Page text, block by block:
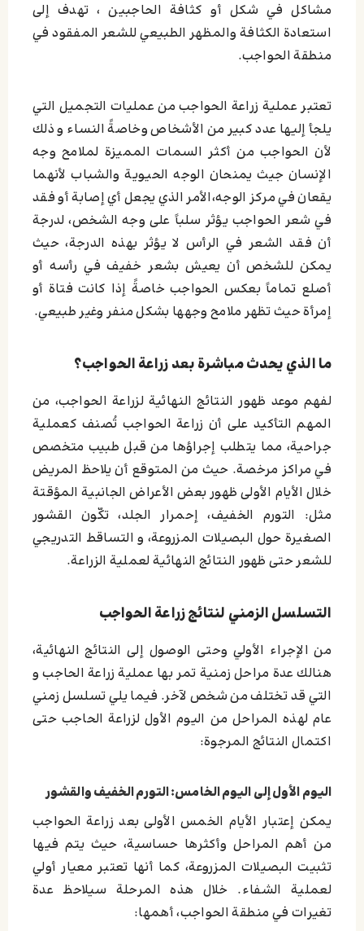
مشاكل في شكل أو كثافة الحاجبين ، تهدف إلى
استعادة الكثافة والمظهر الطبيعي للشعر المفقود في
منطقة الحواجب.
تعتبر عملية زراعة الحواجب من عمليات التجميل التي
يلجأ إليها عدد كبير من الأشخاص وخاصةً النساء و ذلك
لأن الحواجب من أكثر السمات المميزة لملامح وجه
الإنسان جيث يمنحان الوجه الحيوية والشباب لأنهما
يقعان في مركز الوجه،الأمر الذي يجعل أي إصابة أو فقد
في شعر الحواجب يؤثر سلباً على وجه الشخص، لدرجة
أن فقد الشعر في الرأس لا يؤثر بهذه الدرجة، حيث
يمكن للشخص أن يعيش بشعر خفيف في رأسه أو
أصلع تماماً بعكس الحواجب خاصةً إذا كانت فتاة أو
إمرأة حيث تظهر ملامح وجهها بشكل منفر وغير طبيعي.
ما الذي يحدث مباشرة بعد زراعة الحواجب؟
لفهم موعد ظهور النتائج النهائية لزراعة الحواجب، من
المهم التأكيد على أن زراعة الحواجب تُصنف كعملية
جراحية، مما يتطلب إجراؤها من قبل طبيب متخصص
في مراكز مرخصة. حيث من المتوقع أن يلاحظ المريض
خلال الأيام الأولى ظهور بعض الأعراض الجانبية المؤقتة
مثل: التورم الخفيف، إحمرار الجلد، تكّون القشور
الصغيرة حول البصيلات المزروعة، و التساقط التدريجي
للشعر حتى ظهور النتائج النهائية لعملية الزراعة.
التسلسل الزمني لنتائج زراعة الحواجب
من الإجراء الأولي وحتى الوصول إلى النتائج النهائية،
هنالك عدة مراحل زمنية تمر بها عملية زراعة الحاجب و
التي قد تختلف من شخص لآخر. فيما يلي تسلسل زمني
عام لهذه المراحل من اليوم الأول لزراعة الحاجب حتى
اكتمال النتائج المرجوة:
اليوم الأول إلى اليوم الخامس: التورم الخفيف والقشور
يمكن إعتبار الأيام الخمس الأولى بعد زراعة الحواجب
من أهم المراحل وأكثرها حساسية، حيث يتم فيها
تثبيت البصيلات المزروعة، كما أنها تعتبر معيار أولي
لعملية الشفاء. خلال هذه المرحلة سيلاحظ عدة
تغيرات في منطقة الحواجب، أهمها: